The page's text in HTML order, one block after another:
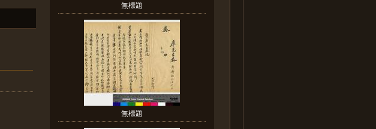
無標題
無標題